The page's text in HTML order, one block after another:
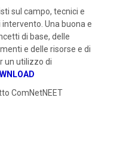
sul campo, tecnici e
Una buona e
di base, delle
e delle risorse e di
un utilizzo di
ComNetNEET